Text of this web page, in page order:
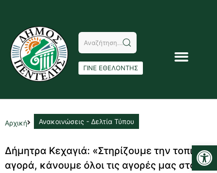
ΓΙΝΕ ΕΘΕΛΟΝΤΗΣ
Αρχική Ανακοινώσεις - Δελτία Τύπου
Δήμητρα Κεχαγιά: «Στηρίζουμε την τοπική
αγορά, κάνουμε όλοι τις αγορές μας στα